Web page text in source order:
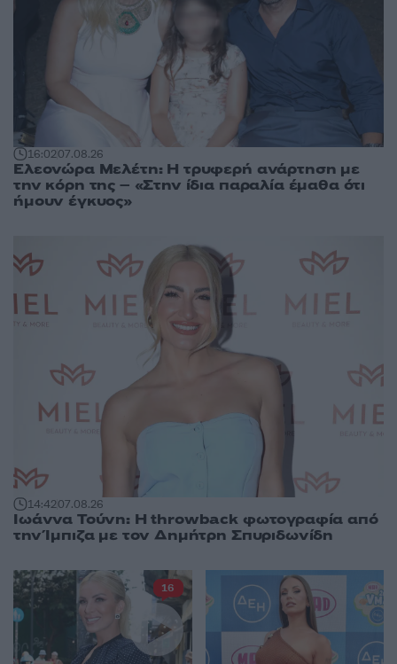
16:0207.08.26
Ελεονώρα Μελέτη: Η τρυφερή ανάρτηση με
την κόρη της – «Στην ίδια παραλία έμαθα ότι
ήμουν έγκυος»
14:4207.08.26
Ιωάννα Τούνη: Η throwback φωτογραφία από
την Ίμπιζα με τον Δημήτρη Σπυριδωνίδη
16